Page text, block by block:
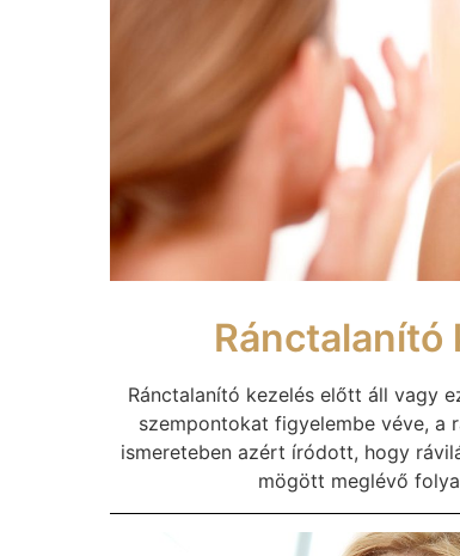
Ránctalanító
Ránctalanító kezelés előtt áll vagy
szempontokat figyelembe véve, a
ismereteben azért íródott, hogy
mögött meglévő